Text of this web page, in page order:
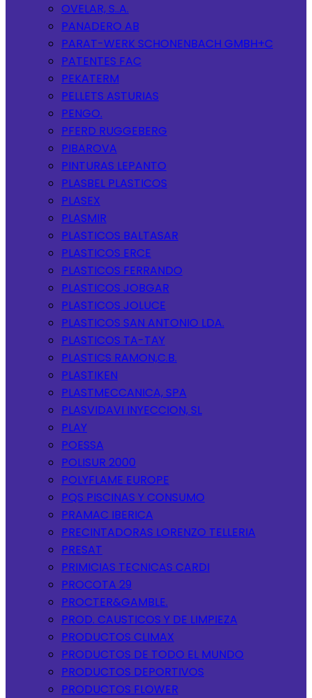
OVELAR, S..A.
PANADERO AB
PARAT-WERK SCHONENBACH GMBH+C
PATENTES FAC
PEKATERM
PELLETS ASTURIAS
PENGO.
PFERD RUGGEBERG
PIBAROVA
PINTURAS LEPANTO
PLASBEL PLASTICOS
PLASEX
PLASMIR
PLASTICOS BALTASAR
PLASTICOS ERCE
PLASTICOS FERRANDO
PLASTICOS JOBGAR
PLASTICOS JOLUCE
PLASTICOS SAN ANTONIO LDA.
PLASTICOS TA-TAY
PLASTICS RAMON,C.B.
PLASTIKEN
PLASTMECCANICA, SPA
PLASVIDAVI INYECCION, SL
PLAY
POESSA
POLISUR 2000
POLYFLAME EUROPE
PQS PISCINAS Y CONSUMO
PRAMAC IBERICA
PRECINTADORAS LORENZO TELLERIA
PRESAT
PRIMICIAS TECNICAS CARDI
PROCOTA 29
PROCTER&GAMBLE.
PROD. CAUSTICOS Y DE LIMPIEZA
PRODUCTOS CLIMAX
PRODUCTOS DE TODO EL MUNDO
PRODUCTOS DEPORTIVOS
PRODUCTOS FLOWER